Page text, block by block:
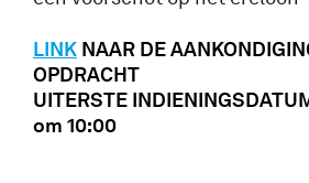
LINK NAAR DE
OPDRACHT
UITERSTE
om 10:00